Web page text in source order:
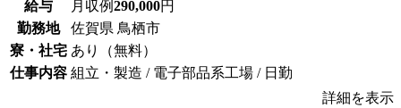
給与 月収例290,000円
勤務地
佐賀県 鳥栖市
寮・社宅 あり（無料）
仕事内容 組立・製造 / 電子部品系工場 / 日勤
詳細を表示